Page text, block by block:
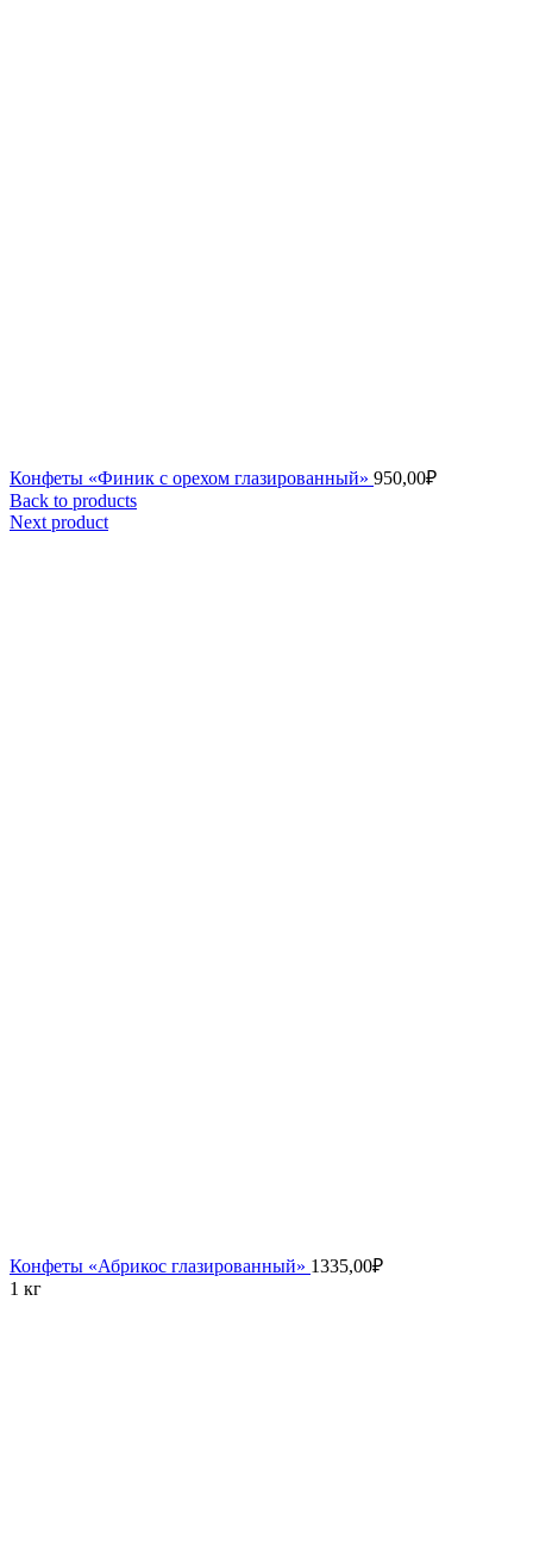
Конфеты «Финик с орехом глазированный» 950,00₽
Back to products
Next product
Конфеты «Абрикос глазированный» 1335,00₽
1 кг